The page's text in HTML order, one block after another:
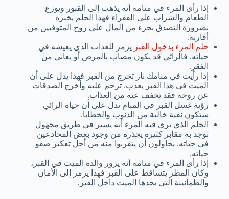
إذا رأى المرء في منامه أنه يذهب إلى القبور ويوزع
الطعام والشراب على الفقراء فهذا الحلم يخبره
بضرورة التصدق بجزء من المال على روح المتوفيين من
أقاربه.
حلم المرء بدخول القبر يرمز للعذاب الذي يعيشه في
حياته. فالرائي قد يكون مصاب بالمرض أو يعاني من
الفقر.
إذا رأيت في منامك نار تخرج من القبر فهذا يدل على أن
الميت في هذا القبر يعذب. ترحم عليه وأخرج الصدقات
عن روحه فقد تخفف عنه من العذاب.
رؤية غسل القبر في المنام تدل على أن حياة الرائي
ستكون نقية خالية من الذنوب والخطايا.
الحلم الذي يرى فيه المرء أنه يسير في طريق مجهول
توجد به مقابر كثيرة يحذره من وجود بعض المخادعين
في حياته. يحاولون أن يتقربوا منه من أجل تعكير صفو
حياته.
إذا رأى المرء في منامه أنه يزور والده الميت في القبر،
وكان المطر يتساقط على القبر فهذا يرمز إلى الأمان
والطمأنينة التي يجدها الميت داخل القبر.